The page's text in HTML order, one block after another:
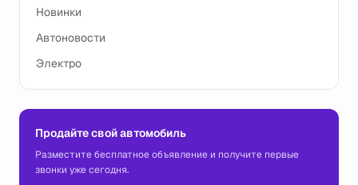
Новинки
Автоновости
Электро
Продайте свой автомобиль
Разместите бесплатное объявление и получите первые
звонки уже сегодня.